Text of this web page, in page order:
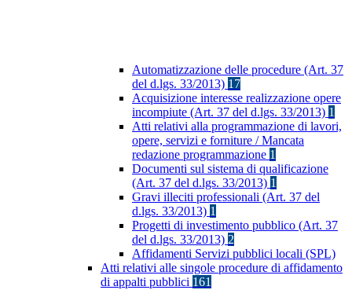
Automatizzazione delle procedure (Art. 37
del d.lgs. 33/2013) 17
Acquisizione interesse realizzazione opere
incompiute (Art. 37 del d.lgs. 33/2013) 1
Atti relativi alla programmazione di lavori,
opere, servizi e forniture / Mancata
redazione programmazione 1
Documenti sul sistema di qualificazione
(Art. 37 del d.lgs. 33/2013) 1
Gravi illeciti professionali (Art. 37 del
d.lgs. 33/2013) 1
Progetti di investimento pubblico (Art. 37
del d.lgs. 33/2013) 2
Affidamenti Servizi pubblici locali (SPL)
Atti relativi alle singole procedure di affidamento
di appalti pubblici 161